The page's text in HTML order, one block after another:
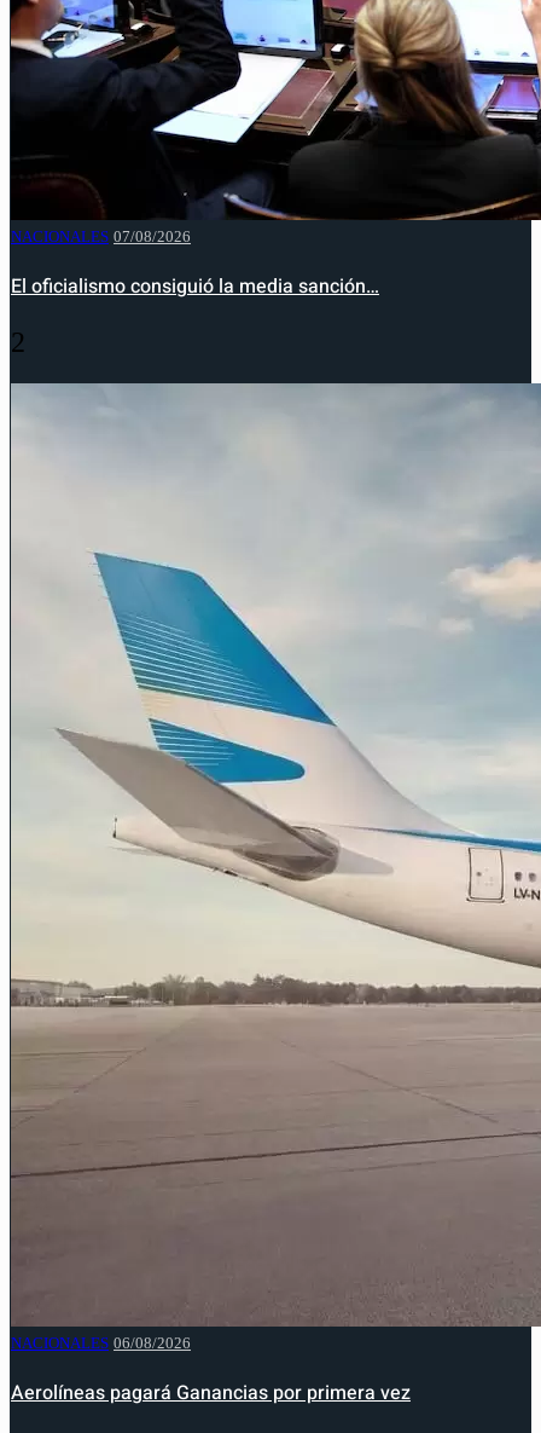
NACIONALES 07/08/2026
El oficialismo consiguió la media sanción…
2
NACIONALES 06/08/2026
Aerolíneas pagará Ganancias por primera vez